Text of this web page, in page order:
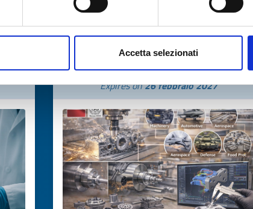
Accetta selezionati
ID: TRPL20260227004
Expires on26 febbraio 2027